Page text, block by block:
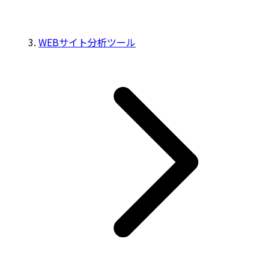
WEBサイト分析ツール